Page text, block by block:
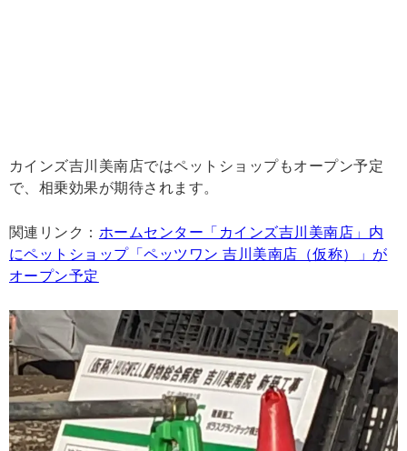
カインズ吉川美南店ではペットショップもオープン予定
で、相乗効果が期待されます。
関連リンク： ホームセンター「カインズ吉川美南店」内
にペットショップ「ペッツワン 吉川美南店（仮称）」が
オープン予定